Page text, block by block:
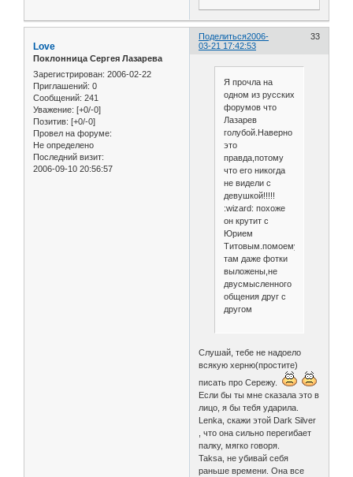
Поделиться 33
2006-
03-21 17:42:53
Love
Поклонница Сергея Лазарева
Зарегистрирован: 2006-02-22
Приглашений: 0
Сообщений: 241
Уважение: [+0/-0]
Позитив: [+0/-0]
Провел на форуме:
Не определено
Последний визит:
2006-09-10 20:56:57
Я прочла на
одном из русских
форумов что
Лазарев
голубой.Наверно
это
правда,потому
что его никогда
не видели с
девушкой!!!!!
:wizard: похоже
он крутит с
Юрием
Титовым.помоему
там даже фотки
выложены,не
двусмысленного
общения друг с
другом
Слушай, тебе не надоело
всякую херню(простите)
писать про Сережу.
Если бы ты мне сказала это в
лицо, я бы тебя ударила.
Lenka, скажи этой Dark Silver
, что она сильно перегибает
палку, мягко говоря.
Taksa, не убивай себя
раньше времени. Она все